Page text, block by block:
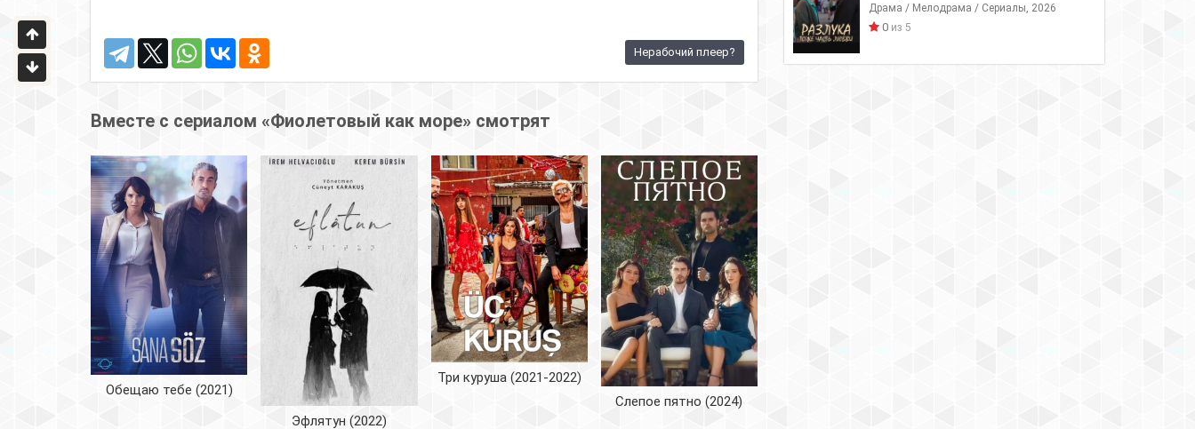
Нерабочий плеер?
Вместе с сериалом «Фиолетовый как море» смотрят
Обещаю тебе (2021)
Эфлятун (2022)
Три куруша (2021-2022)
Слепое пятно (2024)
Драма / Мелодрама / Сериалы, 2026
0из 5